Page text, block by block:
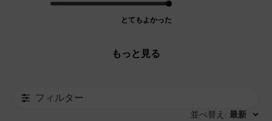
とてもよかった
もっと見る
フィルター
並べ替え : 最新